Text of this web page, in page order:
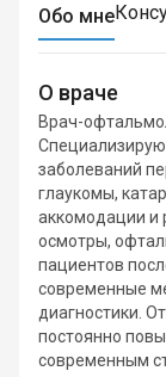
Обо мне
О враче
Врач-
заболеваний
глаукомы,
аккомодации и
осмотры,
пациентов
современные
диагностики.
постоянно
современным